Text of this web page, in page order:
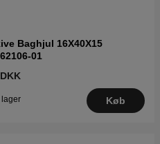
Baghjul 16X40X15
01
I lager Køb